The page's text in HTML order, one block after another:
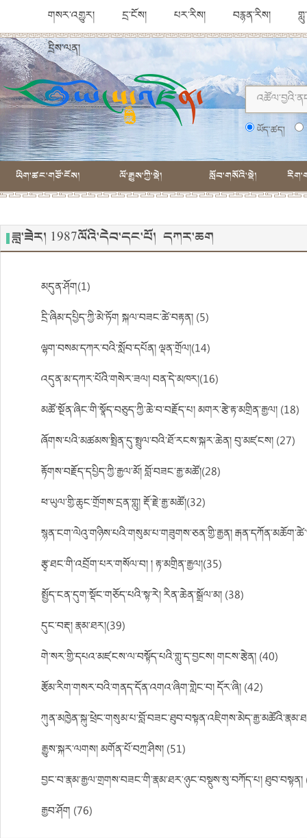
གསར་འགྱུར། དྲ་ངོས། པར་རིས། བརྙན་རིས།
དྲིས་ལན།
ཡོད་ཚད།
ཡིག་ཚང་གཙོ་ངོས། ལོ་རྒྱུས་ཀྱི་སྡེ། སློབ་གསོའི་སྡེ།
ཟླ་ཟེར། 1987ལོའི་དེབ་དང་པོ། དཀར་ཆག
མདུན་ཤོག(1)
དྲི་ཞིམ་དཔྱིད་ཀྱི་མེ་ཏོག སྐལ་བཟང་ཚེ་བརྟན། (5)
ལྷག་བསམ་དཀར་བའི་སློབ་དཔོན། ལྡན་གྲོལ།(14)
འདུན་མ་དཀར་པོའི་གསེར་ཟལ། བན་དེ་མཁར།(16)
མཚོ་སྔོན་ཞིང་གི་སྣོད་བཅུད་ཀྱི་ཆེ་བ་བརྗོད་པ། མགར་རྩེ་རྟ་མགྲིན་རྒྱལ། (18)
ཞོགས་པའི་མཚམས་སྤྲིན་དུ་སྤྲུལ་བའི་ཐོ་རངས་སྐར་ཆེན། བུ་མཛངས། (27)
རྟོགས་བརྗོད་དཔྱིད་ཀྱི་རྒྱལ་མོ། བློ་བཟང་རྒྱ་མཚོ།(28)
ཕ་ཡུལ་གྱི་ཆུང་གྲོགས་དྲན་གླུ། རྡོ་རྗེ་རྒྱ་མཚོ།(32)
སྙན་ངག་ལེའུ་གཉིས་པའི་གསུམ་པ་གཟུགས་ཅན་གྱི་རྒྱན།
རྩྭ་ཐང་གི་འབྲོག་པར་གསོལ་བ། ། རྟ་མགྲིན་རྒྱལ།(35)
སྤྱོད་ངན་དུག་སྡོང་གཅོད་པའི་སྟ་རེ། རིན་ཆེན་སྒྲོལ་མ། (38)
དུང་བརྡ། རྣམ་ཐར།(39)
གེ་སར་གྱི་དཔའ་མཛངས་ལ་བསྟོད་པའི་གླུ་ད་བྱངས། གངས་རྩེན། (40)
རྩོམ་རིག་གསར་བའི་གནད་དོན་འགའ་ཞིག་གླེང་བ། དོར་ཞི། (42)
རྒྱུས་སྐར་ལགས། མགོན་པོ་བཀྲ་ཤིས། (51)
བྱང་བ་རྣམ་རྒྱལ་གྲགས་བཟང་གི་རྣམ་ཐར་ཉུང་བསྡུས་སུ་བཀོད་པ།
རྒྱབ་ཤོག (76)